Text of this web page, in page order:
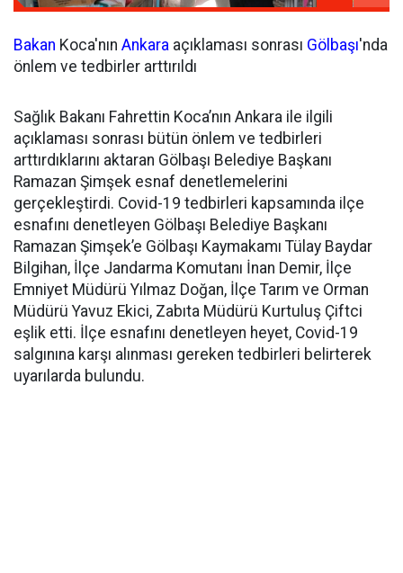
Bakan Koca'nın Ankara açıklaması sonrası Gölbaşı'nda
önlem ve tedbirler arttırıldı
Sağlık Bakanı Fahrettin Koca’nın Ankara ile ilgili
açıklaması sonrası bütün önlem ve tedbirleri
arttırdıklarını aktaran Gölbaşı Belediye Başkanı
Ramazan Şimşek esnaf denetlemelerini
gerçekleştirdi. Covid-19 tedbirleri kapsamında ilçe
esnafını denetleyen Gölbaşı Belediye Başkanı
Ramazan Şimşek’e Gölbaşı Kaymakamı Tülay Baydar
Bilgihan, İlçe Jandarma Komutanı İnan Demir, İlçe
Emniyet Müdürü Yılmaz Doğan, İlçe Tarım ve Orman
Müdürü Yavuz Ekici, Zabıta Müdürü Kurtuluş Çiftci
eşlik etti. İlçe esnafını denetleyen heyet, Covid-19
salgınına karşı alınması gereken tedbirleri belirterek
uyarılarda bulundu.